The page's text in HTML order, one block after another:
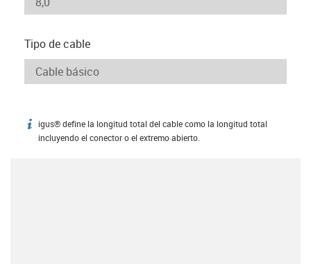
Tipo de cable
igus-icon-info
igus® define la longitud total del cable como la longitud total
incluyendo el conector o el extremo abierto.